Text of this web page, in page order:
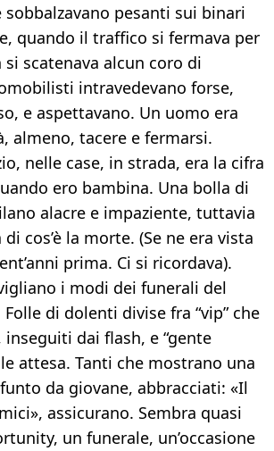
sobbalzavano pesanti sui binari
quando il traffico si fermava per
scatenava alcun coro di
intravedevano forse,
e aspettavano. Un uomo era
almeno, tacere e fermarsi.
nelle case, in strada, era la cifra
ero bambina. Una bolla di
alacre e impaziente, tuttavia
cos’è la morte. (Se ne era vista
prima. Ci si ricordava).
i modi dei funerali del
di dolenti divise fra “vip” che
dai flash, e “gente
attesa. Tanti che mostrano una
da giovane, abbracciati: «Il
assicurano. Sembra quasi
un funerale, un’occasione